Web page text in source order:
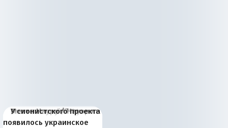
Киевская марионетка
Запада рассказала о
В России назрели
перемены: 15 шагов к
Миграционный пожар
Европы
Россия начинает
сбрасывать балласт
Россия зимой 1904
года: первые уступки во
Русская нация вчера и
сегодня
Почему правый крах в
Варшаве не поможет её
Место Науру / Науэро в
современной истории
У сионистского проекта
появилось украинское